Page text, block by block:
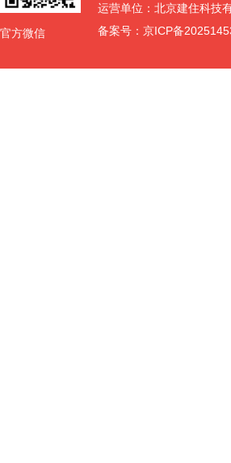
官方微信
运营单位：北京建住科技
备案号： 京ICP备